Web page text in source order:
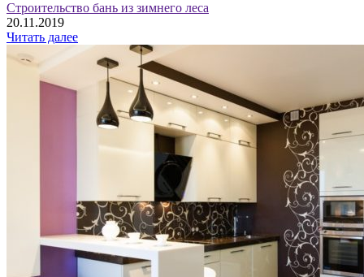
Строительство бань из зимнего леса
20.11.2019
Читать далее